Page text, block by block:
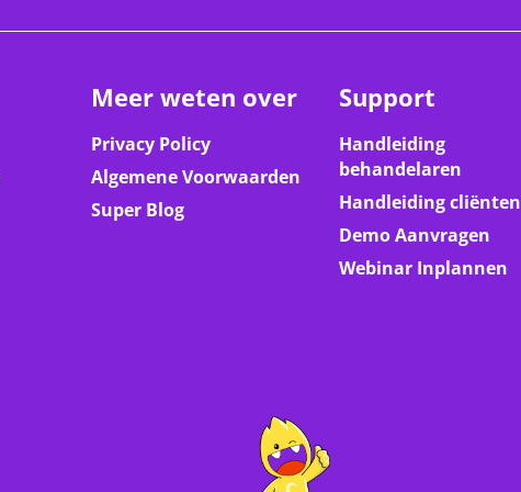
Meer weten over
Privacy Policy
Algemene Voorwaarden
Super Blog
Support
Handleiding
behandelaren
Handleiding cliënten
Demo Aanvragen
Webinar Inplannen